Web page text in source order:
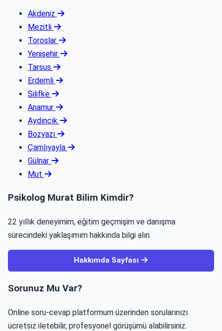
Akdeniz
Mezitli
Toroslar
Yenişehir
Tarsus
Erdemli
Silifke
Anamur
Aydıncık
Bozyazı
Çamlıyayla
Gülnar
Mut
Psikolog Murat Bilim Kimdir?
22 yıllık deneyimim, eğitim geçmişim ve danışma
sürecindeki yaklaşımım hakkında bilgi alın.
Hakkımda Sayfası
Sorunuz Mu Var?
Online soru-cevap platformum üzerinden sorularınızı
ücretsiz iletebilir, profesyonel görüşümü alabilirsiniz.